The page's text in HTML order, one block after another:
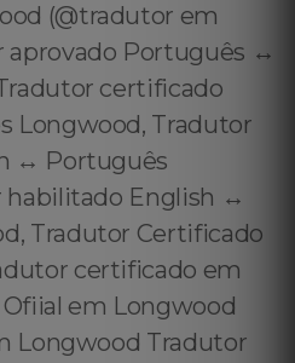
(@tradutor em
aprovado Português ↔️
certificado
Longwood, Tradutor
↔️ Português
habilitado English ↔️
Tradutor Certificado
certificado em
em Longwood
Longwood Tradutor